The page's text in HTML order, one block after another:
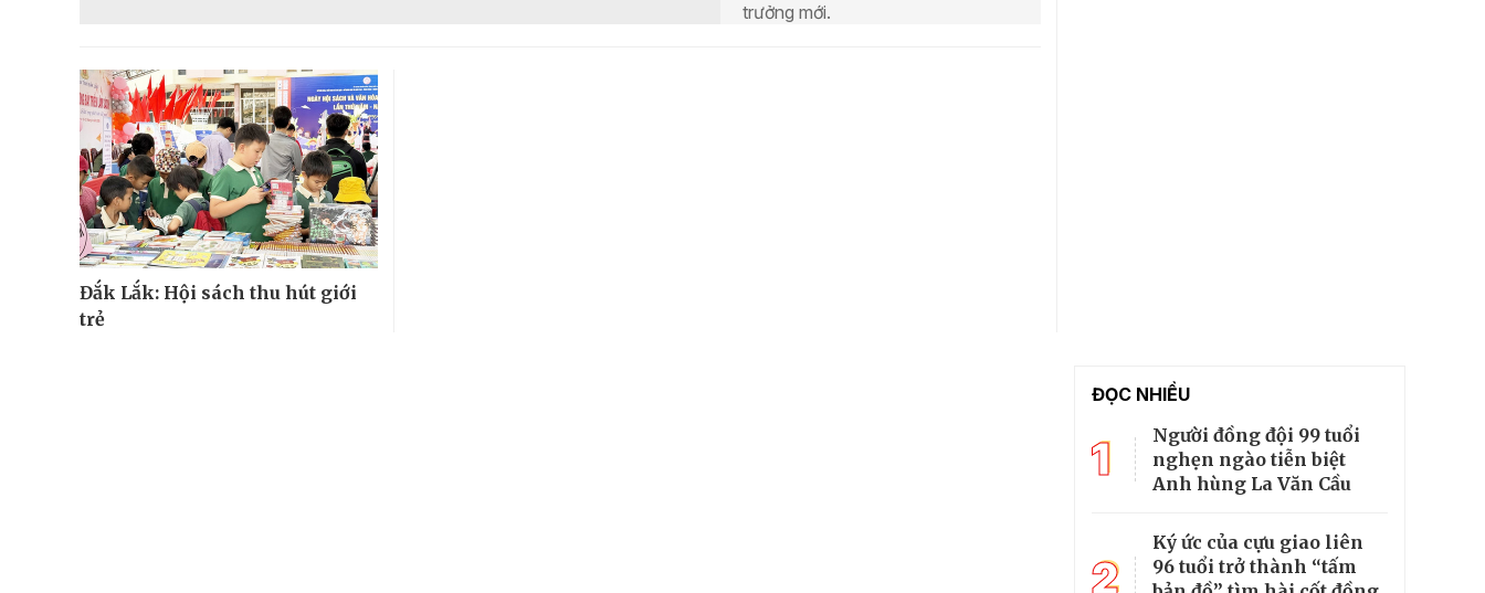
trưởng mới.
Đắk Lắk: Hội sách thu hút giới
trẻ
ĐỌC NHIỀU
1
Người đồng đội 99 tuổi
nghẹn ngào tiễn biệt
Anh hùng La Văn Cầu
2
Ký ức của cựu giao liên
96 tuổi trở thành “tấm